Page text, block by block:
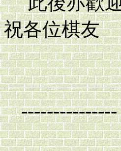
祝各位棋友